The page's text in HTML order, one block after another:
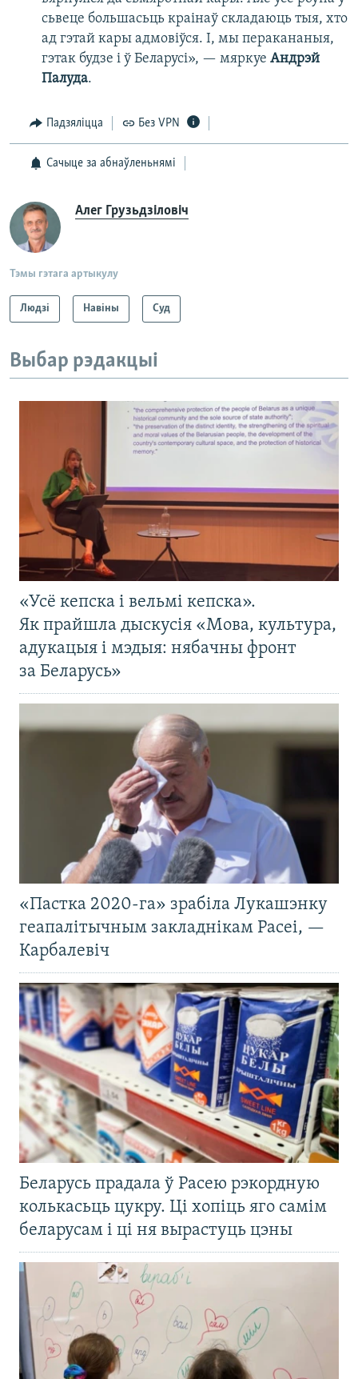
сьвеце большасьць краінаў складаюць тыя, хто
ад гэтай кары адмовіўся. І, мы перакананыя,
гэтак будзе і ў Беларусі», — мяркуе Андрэй
Палуда.
Падзяліцца Без VPN
Сачыце за абнаўленьнямі
Алег Грузьдзіловіч
Тэмы гэтага артыкулу
Людзі Навіны Суд
Выбар рэдакцыі
«Усё кепска і вельмі кепска».
Як прайшла дыскусія «Мова, культура,
адукацыя і мэдыя: нябачны фронт
за Беларусь»
«Пастка 2020-га» зрабіла Лукашэнку
геапалітычным закладнікам Расеі, —
Карбалевіч
Беларусь прадала ў Расею рэкордную
колькасьць цукру. Ці хопіць яго самім
беларусам і ці ня вырастуць цэны